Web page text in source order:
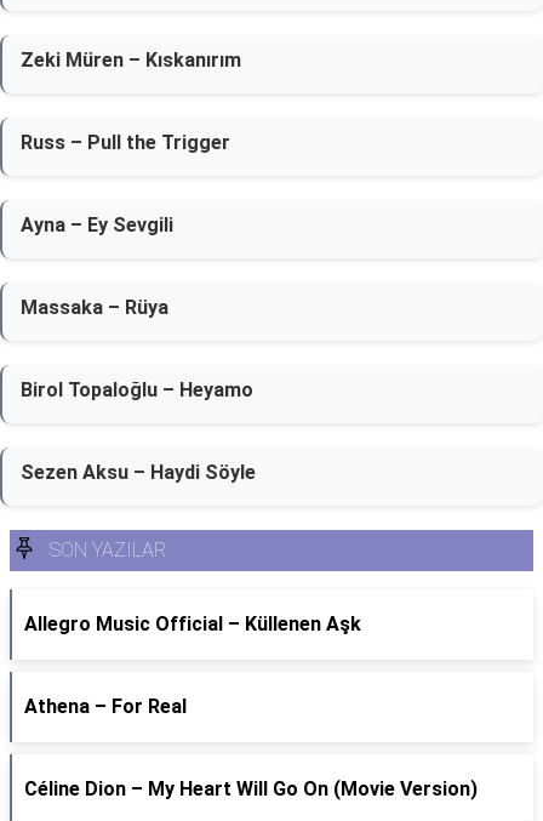
Zeki Müren – Kıskanırım
Russ – Pull the Trigger
Ayna – Ey Sevgili
Massaka – Rüya
Birol Topaloğlu – Heyamo
Sezen Aksu – Haydi Söyle
SON YAZILAR
Allegro Music Official – Küllenen Aşk
Athena – For Real
Céline Dion – My Heart Will Go On (Movie Version)